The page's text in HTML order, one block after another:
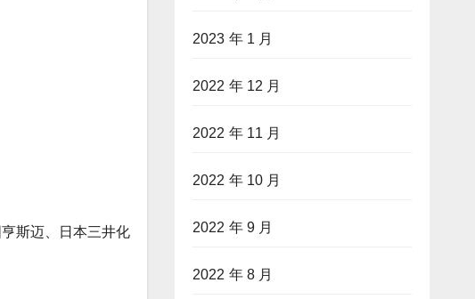
斯迈、日本三井化
2023 年 1 月
2022 年 12 月
2022 年 11 月
2022 年 10 月
2022 年 9 月
2022 年 8 月